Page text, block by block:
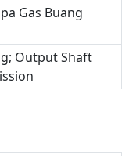
Gas Buang
Output Shaft